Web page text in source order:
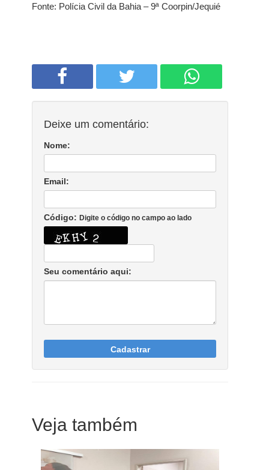
Fonte: Polícia Civil da Bahia – 9ª Coorpin/Jequié
Deixe um comentário:
Nome:
Email:
Código: Digite o código no campo ao lado
Seu comentário aqui:
Cadastrar
Veja também